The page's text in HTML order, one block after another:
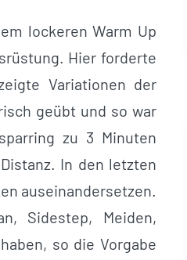
lockeren Warm Up
Hier forderte
Variationen der
geübt und so war
zu 3 Minuten
In den letzten
auseinandersetzen.
Sidestep, Meiden,
so die Vorgabe